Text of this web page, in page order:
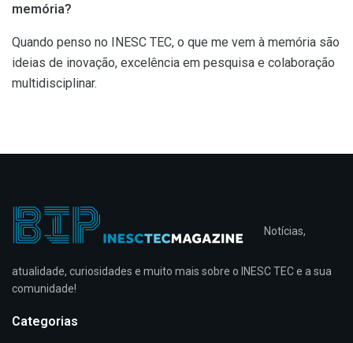
memória?
Quando penso no INESC TEC, o que me vem à memória são
ideias de inovação, excelência em pesquisa e colaboração
multidisciplinar.
Notícias,
atualidade, curiosidades e muito mais sobre o INESC TEC e a sua
comunidade!
Categorias